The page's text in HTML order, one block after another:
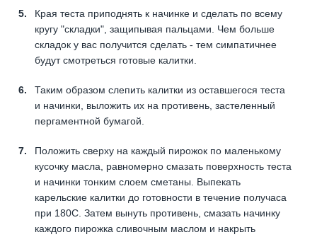
Края теста приподнять к начинке и сделать по всему
кругу "складки", защипывая пальцами. Чем больше
складок у вас получится сделать - тем симпатичнее
будут смотреться готовые калитки.
Таким образом слепить калитки из оставшегося теста
и начинки, выложить их на противень, застеленный
пергаментной бумагой.
Положить сверху на каждый пирожок по маленькому
кусочку масла, равномерно смазать поверхность теста
и начинки тонким слоем сметаны. Выпекать
карельские калитки до готовности в течение получаса
при 180С. Затем вынуть противень, смазать начинку
каждого пирожка сливочным маслом и накрыть